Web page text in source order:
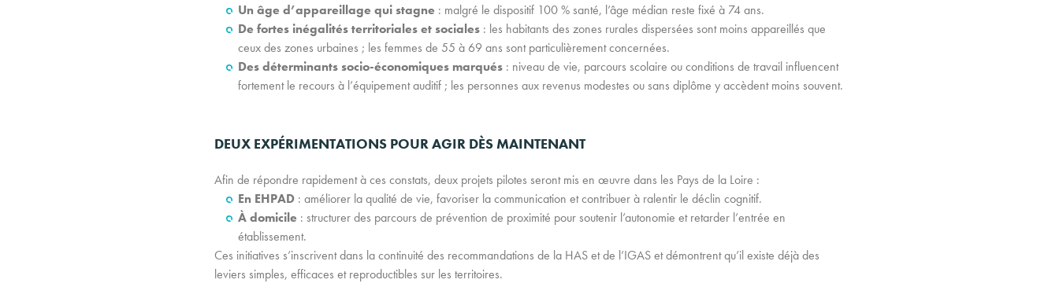
Un âge d’appareillage qui stagne : malgré le dispositif 100 % santé, l’âge médian reste fixé à 74 ans.
De fortes inégalités territoriales et sociales : les habitants des zones rurales dispersées sont moins appareillés que
ceux des zones urbaines ; les femmes de 55 à 69 ans sont particulièrement concernées.
Des déterminants socio-économiques marqués : niveau de vie, parcours scolaire ou conditions de travail influencent
fortement le recours à l’équipement auditif ; les personnes aux revenus modestes ou sans diplôme y accèdent moins souvent.
DEUX EXPÉRIMENTATIONS POUR AGIR DÈS MAINTENANT
Afin de répondre rapidement à ces constats, deux projets pilotes seront mis en œuvre dans les Pays de la Loire :
En EHPAD : améliorer la qualité de vie, favoriser la communication et contribuer à ralentir le déclin cognitif.
À domicile : structurer des parcours de prévention de proximité pour soutenir l’autonomie et retarder l’entrée en
établissement.
Ces initiatives s’inscrivent dans la continuité des recommandations de la HAS et de l’IGAS et démontrent qu’il existe déjà des
leviers simples, efficaces et reproductibles sur les territoires.